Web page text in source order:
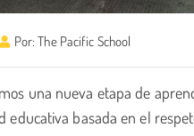
Por:The Pacific School
una nueva etapa de
basada en el